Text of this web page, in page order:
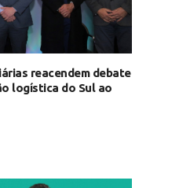
reacendem debate
logística do Sul ao